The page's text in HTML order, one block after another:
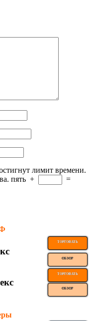
лимит времени.
пять +
=
ТОРГОВАТЬ
ОБЗОР
ТОРГОВАТЬ
ОБЗОР